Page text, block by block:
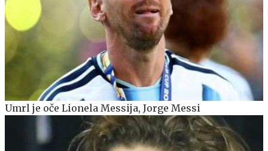
Umrl je oče Lionela Messija, Jorge Messi